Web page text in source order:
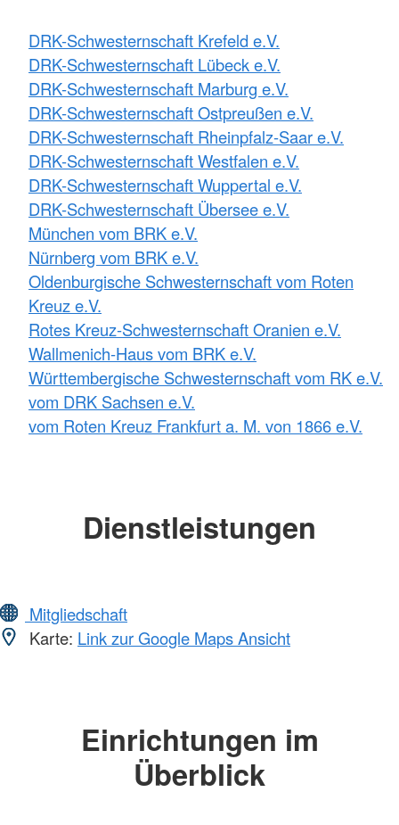
DRK-Schwesternschaft Krefeld e.V.
DRK-Schwesternschaft Lübeck e.V.
DRK-Schwesternschaft Marburg e.V.
DRK-Schwesternschaft Ostpreußen e.V.
DRK-Schwesternschaft Rheinpfalz-Saar e.V.
DRK-Schwesternschaft Westfalen e.V.
DRK-Schwesternschaft Wuppertal e.V.
DRK-Schwesternschaft Übersee e.V.
München vom BRK e.V.
Nürnberg vom BRK e.V.
Oldenburgische Schwesternschaft vom Roten
Kreuz e.V.
Rotes Kreuz-Schwesternschaft Oranien e.V.
Wallmenich-Haus vom BRK e.V.
Württembergische Schwesternschaft vom RK e.V.
vom DRK Sachsen e.V.
vom Roten Kreuz Frankfurt a. M. von 1866 e.V.
Dienstleistungen
Mitgliedschaft
Karte: Link zur Google Maps Ansicht
Einrichtungen im
Überblick